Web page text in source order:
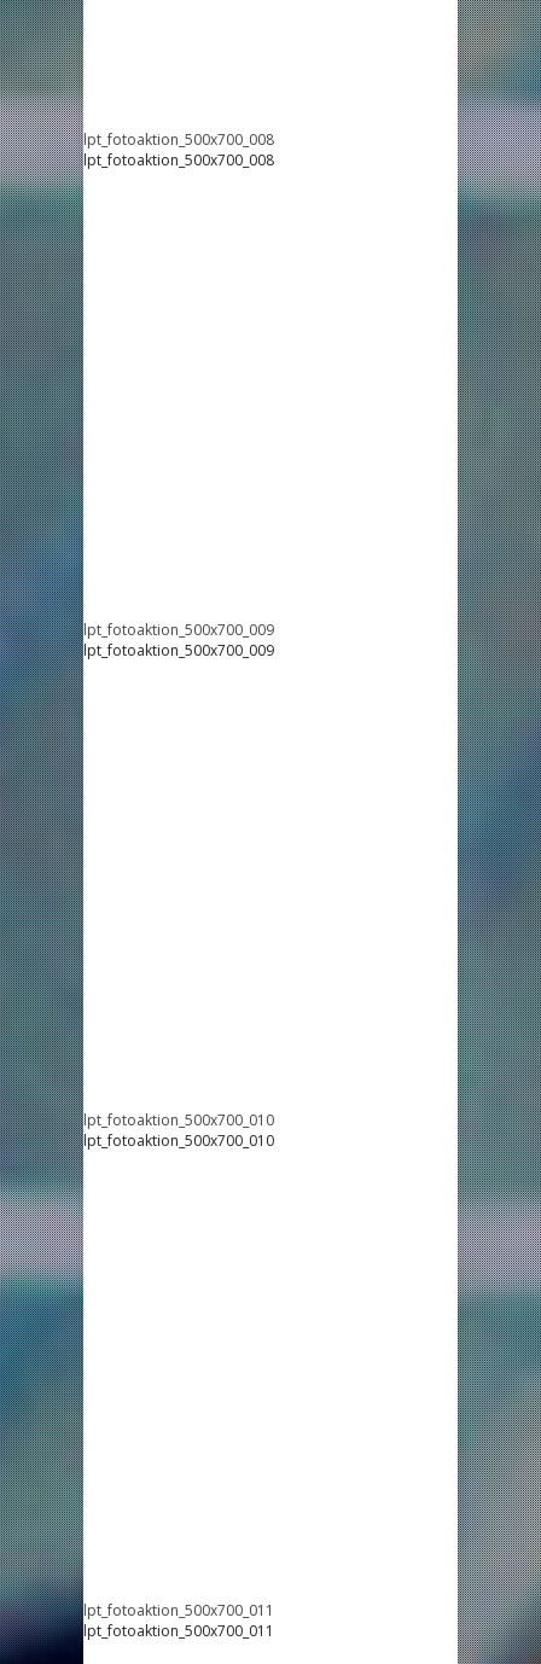
lpt_fotoaktion_500x700_008
lpt_fotoaktion_500x700_008
lpt_fotoaktion_500x700_009
lpt_fotoaktion_500x700_009
lpt_fotoaktion_500x700_010
lpt_fotoaktion_500x700_010
lpt_fotoaktion_500x700_011
lpt_fotoaktion_500x700_011